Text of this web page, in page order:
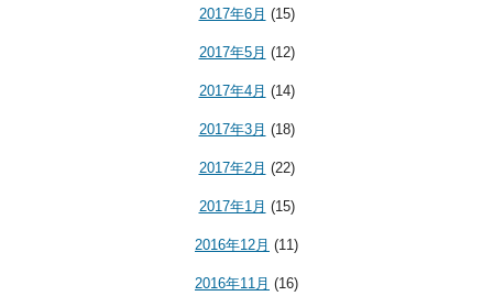
2017年6月 (15)
2017年5月 (12)
2017年4月 (14)
2017年3月 (18)
2017年2月 (22)
2017年1月 (15)
2016年12月 (11)
2016年11月 (16)